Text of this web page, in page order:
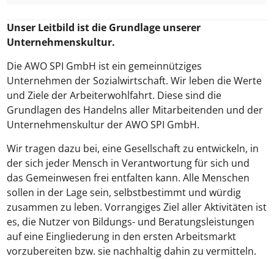
Unser Leitbild ist die Grundlage unserer
Unternehmenskultur.
Die AWO SPI GmbH ist ein gemeinnütziges
Unternehmen der Sozialwirtschaft. Wir leben die Werte
und Ziele der Arbeiterwohlfahrt. Diese sind die
Grundlagen des Handelns aller Mitarbeitenden und der
Unternehmenskultur der AWO SPI GmbH.
Wir tragen dazu bei, eine Gesellschaft zu entwickeln, in
der sich jeder Mensch in Verantwortung für sich und
das Gemeinwesen frei entfalten kann. Alle Menschen
sollen in der Lage sein, selbstbestimmt und würdig
zusammen zu leben. Vorrangiges Ziel aller Aktivitäten ist
es, die Nutzer von Bildungs- und Beratungsleistungen
auf eine Eingliederung in den ersten Arbeitsmarkt
vorzubereiten bzw. sie nachhaltig dahin zu vermitteln.